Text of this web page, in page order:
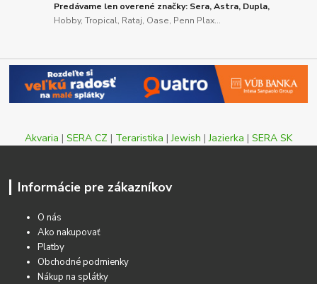
Predávame len overené značky: Sera, Astra, Dupla,
Hobby, Tropical, Rataj, Oase, Penn Plax...
Akvaria | SERA CZ | Teraristika |Jewish |Jazierka | SERA SK
Informácie pre zákazníkov
O nás
Ako nakupovať
Platby
Obchodné podmienky
Nákup na splátky